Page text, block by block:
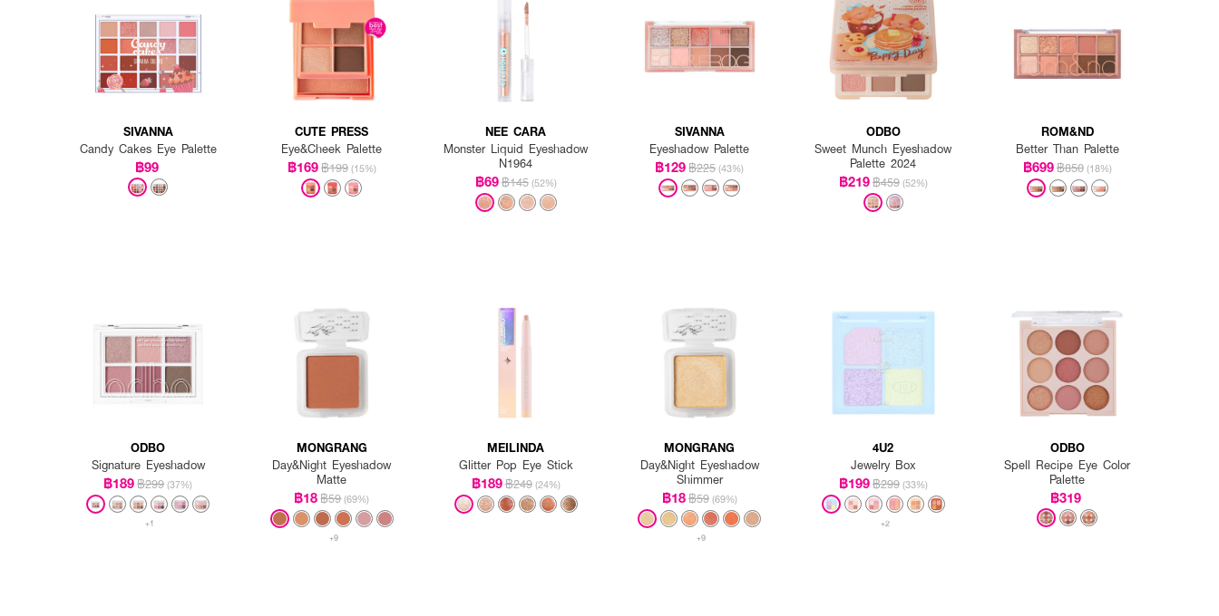
SIVANNA
Candy Cakes Eye Palette
฿99
CUTE PRESS
Eye&Cheek Palette
฿169฿199 (15%)
NEE CARA
Monster Liquid Eyeshadow
N1964
฿69฿145 (52%)
SIVANNA
Eyeshadow Palette
฿129฿225 (43%)
ODBO
Sweet Munch Eyeshadow
Palette 2024
฿219฿459 (52%)
ROM&ND
Better Than Palette
฿699฿850 (18%)
ODBO
Signature Eyeshadow
฿189฿299 (37%)
+1
MONGRANG
Day&Night Eyeshadow
Matte
฿18฿59 (69%)
+9
MEILINDA
Glitter Pop Eye Stick
฿189฿249 (24%)
MONGRANG
Day&Night Eyeshadow
Shimmer
฿18฿59 (69%)
+9
4U2
Jewelry Box
฿199฿299 (33%)
+2
ODBO
Spell Recipe Eye Color
Palette
฿319